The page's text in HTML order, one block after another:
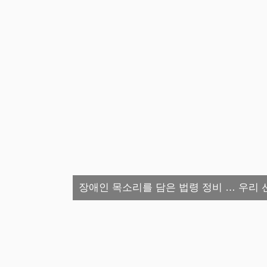
장애인 목소리를 담은 법령 정비 … 우리